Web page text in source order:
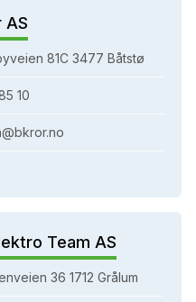
AS
81C 3477 Båtstø
10
Team AS
36 1712 Grålum